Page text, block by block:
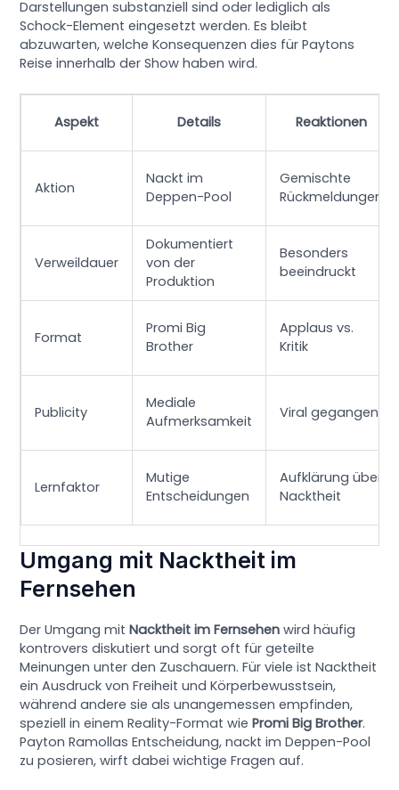
Darstellungen substanziell sind oder lediglich als
Schock-Element eingesetzt werden. Es bleibt
abzuwarten, welche Konsequenzen dies für Paytons
Reise innerhalb der Show haben wird.
Aspekt Details Reaktionen
Aktion
Nackt im
Deppen-Pool
Gemischte
Rückmeldungen
Verweildauer
Dokumentiert
von der
Produktion
Besonders
beeindruckt
Format
Promi Big
Brother
Applaus vs.
Kritik
Publicity
Mediale
Aufmerksamkeit
Viral gegangen
Lernfaktor
Mutige
Entscheidungen
Aufklärung über
Nacktheit
Umgang mit Nacktheit im
Fernsehen
Der Umgang mitNacktheit im Fernsehen wird häufig
kontrovers diskutiert und sorgt oft für geteilte
Meinungen unter den Zuschauern. Für viele ist Nacktheit
ein Ausdruck von Freiheit und Körperbewusstsein,
während andere sie als unangemessen empfinden,
speziell in einem Reality-Format wiePromi Big Brother.
Payton Ramollas Entscheidung, nackt im Deppen-Pool
zu posieren, wirft dabei wichtige Fragen auf.